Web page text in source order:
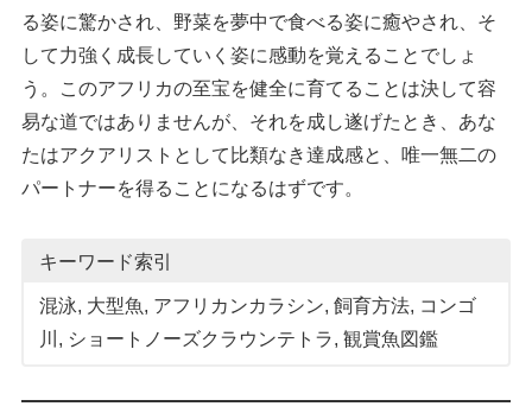
る姿に驚かされ、野菜を夢中で食べる姿に癒やされ、そ
して力強く成長していく姿に感動を覚えることでしょ
う。このアフリカの至宝を健全に育てることは決して容
易な道ではありませんが、それを成し遂げたとき、あな
たはアクアリストとして比類なき達成感と、唯一無二の
パートナーを得ることになるはずです。
キーワード索引
混泳, 大型魚, アフリカンカラシン, 飼育方法, コンゴ
川 , ショートノーズクラウンテトラ, 観賞魚図鑑